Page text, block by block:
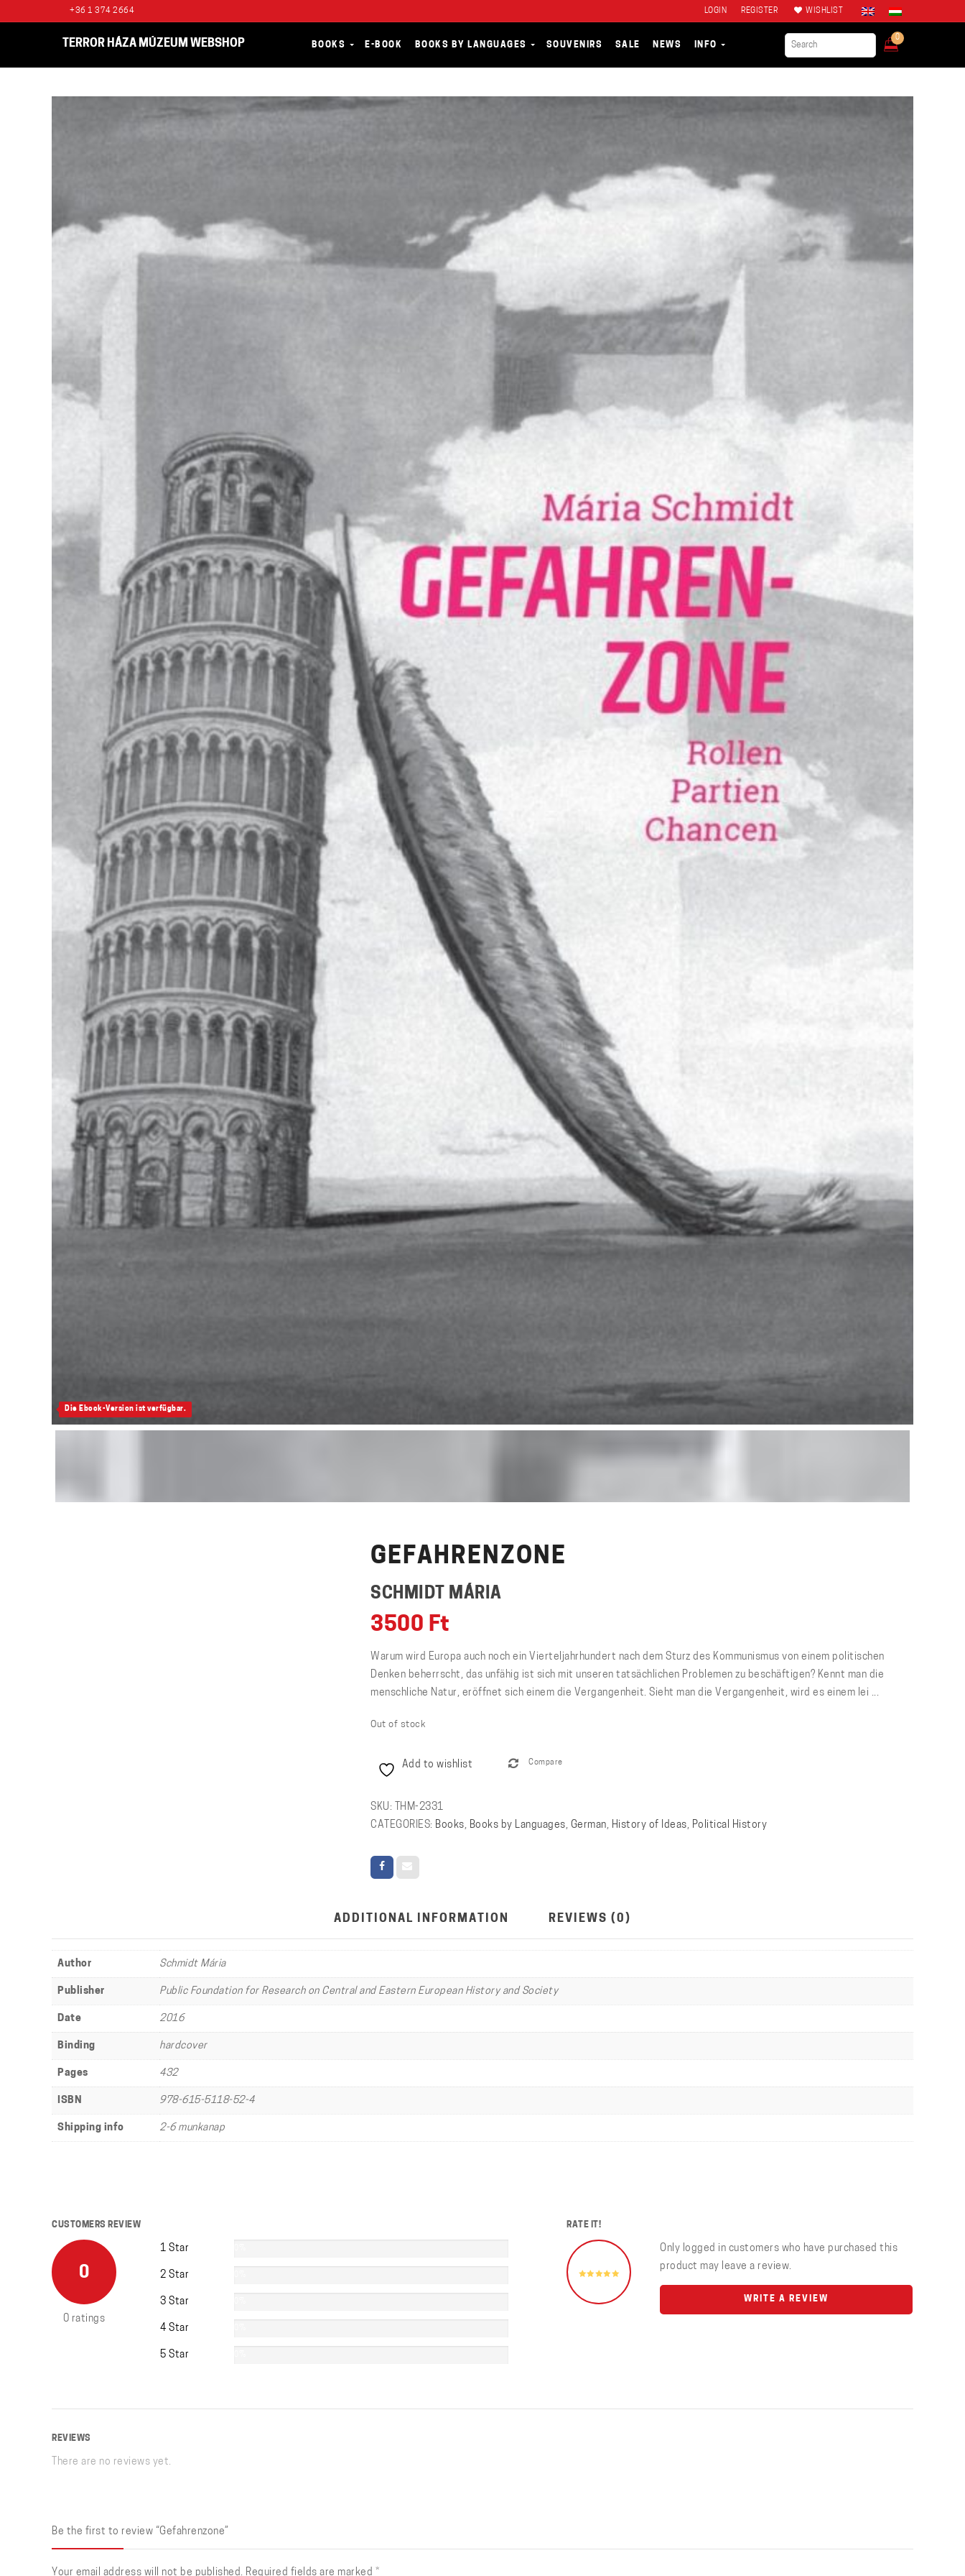
+36 1 374 2664 LOGIN REGISTER WISHLIST
TERROR HÁZA MÚZEUM WEBSHOP BOOKS E-BOOK BOOKS BY LANGUAGES SOUVENIRS SALE NEWS INFO
0
Die Ebook-Version ist verfügbar.
GEFAHRENZONE
SCHMIDT MÁRIA
3500 Ft
Warum wird Europa auch noch ein Vierteljahrhundert nach dem Sturz des Kommunismus von einem politischen
Denken beherrscht, das unfähig ist sich mit unseren tatsächlichen Problemen zu beschäftigen? Kennt man die
menschliche Natur, eröffnet sich einem die Vergangenheit. Sieht man die Vergangenheit, wird es einem lei ...
Out of stock
Add to wishlist Compare
SKU:
THM-2331
CATEGORIES: Books, Books by Languages, German, History of Ideas, Political History
ADDITIONAL INFORMATION REVIEWS (0)
Author Schmidt Mária
Publisher Public Foundation for Research on Central and Eastern European History and Society
Date 2016
Binding hardcover
Pages 432
ISBN 978-615-5118-52-4
Shipping info 2-6 munkanap
CUSTOMERS REVIEW
0
0 ratings
1 Star
2 Star
3 Star
4 Star
5 Star
RATE IT!
Only logged in customers who have purchased this
product may leave a review.
WRITE A REVIEW
REVIEWS
There are no reviews yet.
Be the first to review “Gefahrenzone”
Your email address will not be published. Required fields are marked *